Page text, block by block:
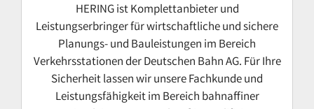
HERING ist Komplettanbieter und
Leistungserbringer für wirtschaftliche und sichere
Planungs- und Bauleistungen im Bereich
Verkehrsstationen der Deutschen Bahn AG. Für Ihre
Sicherheit lassen wir unsere Fachkunde und
Leistungsfähigkeit im Bereich bahnaffiner